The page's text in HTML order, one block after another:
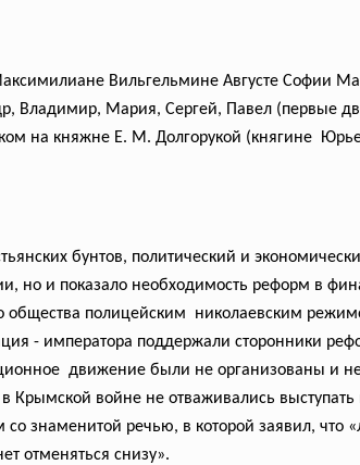
Вильгельмине Августе Софии
Владимир, Мария, Сергей, Павел (первые
на княжне Е. М. Долгорукой (княгине
бунтов, политический и
но и показало необходимость реформ в
полицейским николаевским
- императора поддержали сторонники
движение были не организованы и не
войне не отваживались выступать
знаменитой речью, в которой заявил, что
отменяться снизу».